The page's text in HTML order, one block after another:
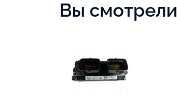
Вы смотрели